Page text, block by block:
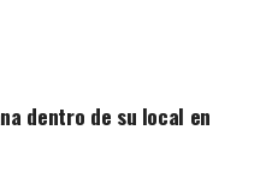
dentro de su local en